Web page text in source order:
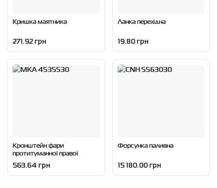
Кришка маятника
271.92 грн
Ланка перехідна
19.80 грн
Кронштейн фари
протитуманної правої
563.64 грн
Форсунка паливна
15 180.00 грн